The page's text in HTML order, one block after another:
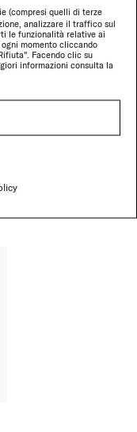
(compresi quelli di terze
analizzare il traffico sul
le funzionalità relative ai
momento cliccando
Facendo clic su
informazioni consulta la